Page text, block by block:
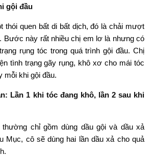
gội đầu
thói quen bất di bất dịch, đó là chải mượt
Bước này rất nhiều chị em lơ là nhưng có
rụng tóc trong quá trình gội đầu. Chị
tình trạng gãy rụng, khô xơ cho mái tóc
mỗi khi gội đầu.
Lần 1 khi tóc đang khô, lần 2 sau khi
chỉ gồm dùng dầu gội và dầu xả
Mục, cô sẽ dùng hai lần dầu xả cho quả